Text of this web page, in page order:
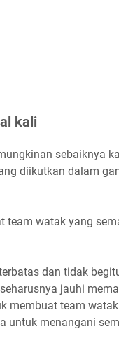
kali
sebaiknya
diikutkan dalam
team watak yang
dan tidak
jauhi
membuat team
untuk menangani